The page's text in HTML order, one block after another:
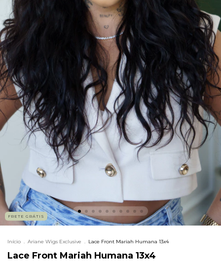
FRETE GRÁTIS
Início . Ariane Wigs Exclusive . Lace Front Mariah Humana 13x4
Lace Front Mariah Humana 13x4